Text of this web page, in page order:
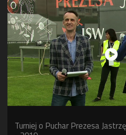
Turniej o Puchar Prezesa